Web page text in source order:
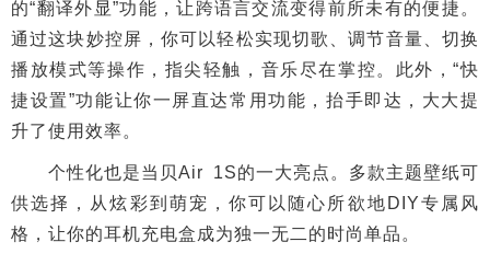
的“翻译外显”功能，让跨语言交流变得前所未有的便捷。
通过这块妙控屏，你可以轻松实现切歌、调节音量、切换
播放模式等操作，指尖轻触，音乐尽在掌控。此外，“快
捷设置”功能让你一屏直达常用功能，抬手即达，大大提
升了使用效率。
个性化也是当贝Air 1S的一大亮点。多款主题壁纸可
供选择，从炫彩到萌宠，你可以随心所欲地DIY专属风
格，让你的耳机充电盒成为独一无二的时尚单品。